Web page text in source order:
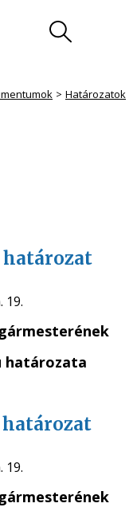
Határozatok
határozat
19.
határozata
határozat
19.